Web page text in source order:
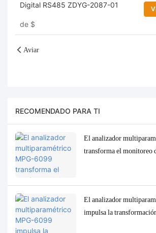
Digital RS485 ZDYG-2087-01
de $
Aviar
RECOMENDADO PARA TI
El analizador
transforma el monitoreo
El analizador
impulsa la